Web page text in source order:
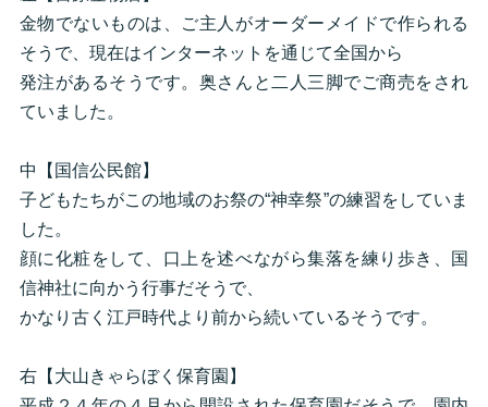
金物でないものは、ご主人がオーダーメイドで作られる
そうで、現在はインターネットを通じて全国から
発注があるそうです。奥さんと二人三脚でご商売をされ
ていました。
中【国信公民館】
子どもたちがこの地域のお祭の“神幸祭”の練習をしていま
した。
顔に化粧をして、口上を述べながら集落を練り歩き、国
信神社に向かう行事だそうで、
かなり古く江戸時代より前から続いているそうです。
右【大山きゃらぼく保育園】